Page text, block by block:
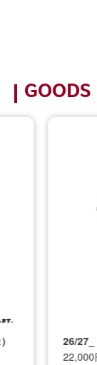
GOODS
26/27_
22,000